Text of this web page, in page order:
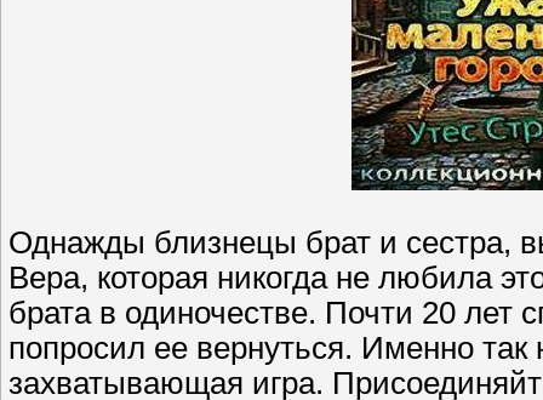
Однажды близнецы брат и сестра,
Вера, которая никогда не любила
брата в одиночестве. Почти 20 лет
попросил ее вернуться. Именно так
захватывающая игра.